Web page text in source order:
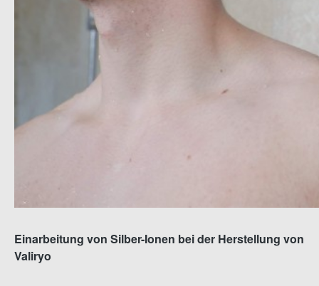
Einarbeitung von Silber-Ionen bei der Herstellung von
Valiryo